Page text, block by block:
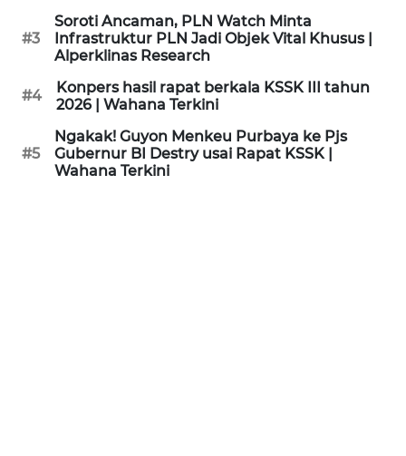
#3
Soroti Ancaman, PLN Watch Minta
Infrastruktur PLN Jadi Objek Vital Khusus |
Alperklinas Research
#4
Konpers hasil rapat berkala KSSK III tahun
2026 | Wahana Terkini
#5
Ngakak! Guyon Menkeu Purbaya ke Pjs
Gubernur BI Destry usai Rapat KSSK |
Wahana Terkini
SUBANG
SUKABUMI
WN
PURWAKARTA